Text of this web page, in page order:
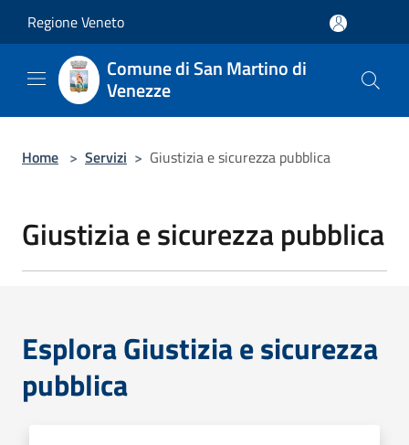
Regione Veneto
Comune di San Martino di
Venezze
Home > Servizi > Giustizia e sicurezza pubblica
Giustizia e sicurezza pubblica
Esplora Giustizia e sicurezza
pubblica